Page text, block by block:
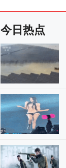
今日热点